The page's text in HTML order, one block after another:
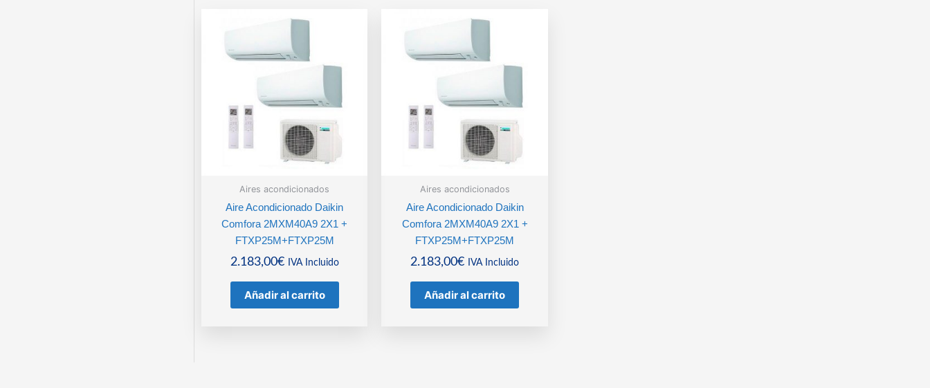
Aires acondicionados
Aire Acondicionado Daikin
Comfora 2MXM40A9 2X1 +
FTXP25M+FTXP25M
2.183,00€ IVA Incluido
Añadir al carrito
Aires acondicionados
Aire Acondicionado Daikin
Comfora 2MXM40A9 2X1 +
FTXP25M+FTXP25M
2.183,00€ IVA Incluido
Añadir al carrito